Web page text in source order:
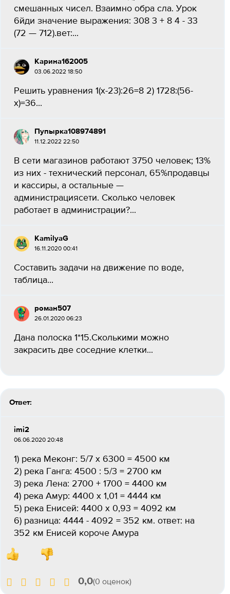
смешанных чисел. Взаимно обра сла. Урок
6йди значение выражения: 308 3 + 8 4 - 33
(72 — 712).вет:​...
Карина162005
03.06.2022 18:50
Решить уравнения 1(х-23):26=8 2) 1728:(56-
х)=36​...
Пупырка108974891
11.12.2022 22:50
В сети магазинов работают 3750 человек; 13%
из них - технический персонал, 65%продавцы
и кассиры, а остальные —
администрациясети. Сколько человек
работает в администрации?​...
KamilyaG
16.11.2020 00:41
Составить задачи на движение по воде,
таблица...
роман507
26.01.2020 06:23
Дана полоска 1*15.Сколькими можно
закрасить две соседние клетки...
Ответ:
imi2
06.06.2020 20:48
1) река Меконг: 5/7 х 6300 = 4500 км
2) река Ганга: 4500 : 5/3 = 2700 км
3) река Лена: 2700 + 1700 = 4400 км
4) река Амур: 4400 х 1,01 = 4444 км
5) река Енисей: 4400 х 0,93 = 4092 км
6) разница: 4444 - 4092 = 352 км. ответ: на
352 км Енисей короче Амура
0,0(0 оценок)